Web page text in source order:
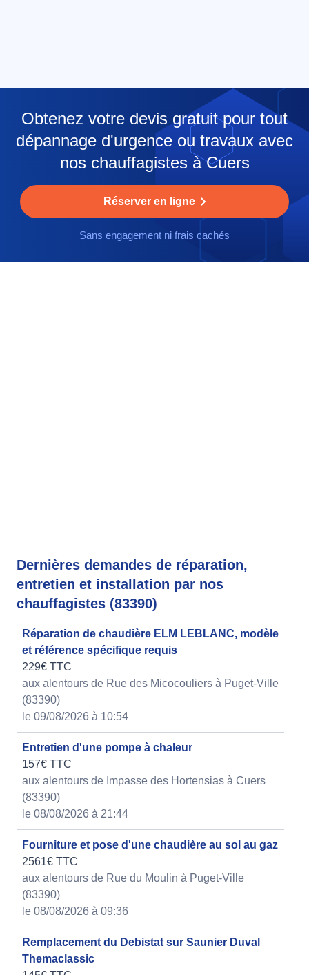
Obtenez votre devis gratuit pour tout
dépannage d'urgence ou travaux avec
nos chauffagistes à Cuers
Réserver en ligne
Sans engagement ni frais cachés
Dernières demandes de réparation,
entretien et installation par nos
chauffagistes (83390)
Réparation de chaudière ELM LEBLANC, modèle
et référence spécifique requis
229€ TTC
aux alentours de Rue des Micocouliers à Puget-Ville
(83390)
le 09/08/2026 à 10:54
Entretien d'une pompe à chaleur
157€ TTC
aux alentours de Impasse des Hortensias à Cuers
(83390)
le 08/08/2026 à 21:44
Fourniture et pose d'une chaudière au sol au gaz
2561€ TTC
aux alentours de Rue du Moulin à Puget-Ville
(83390)
le 08/08/2026 à 09:36
Remplacement du Debistat sur Saunier Duval
Themaclassic